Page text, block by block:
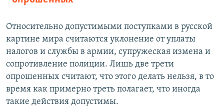
Относительно допустимыми поступками в русской
картине мира считаются уклонение от уплаты
налогов и службы в армии, супружеская измена и
сопротивление полиции. Лишь две трети
опрошенных считают, что этого делать нельзя, в то
время как примерно треть полагает, что иногда
такие действия допустимы.